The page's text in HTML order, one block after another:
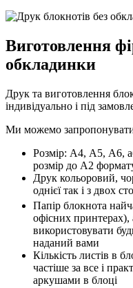
Виготовлення
обкладинки
Друк та виготовлення
індивідуально і під
Ми можемо
Розмір: А4, А5, А6,
розмір до А2
Друк кольоровий,
однієї так і з двох
Папір блокнота
офісних
використовувати
наданий вами
Кількість листів в
частіше за все і
аркушами в блоці